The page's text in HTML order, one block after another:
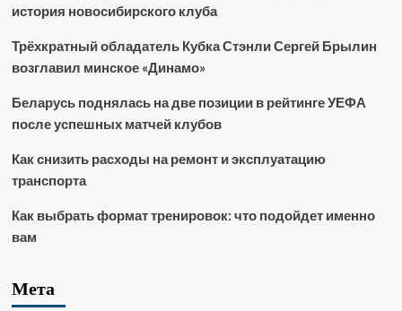
история новосибирского клуба
Трёхкратный обладатель Кубка Стэнли Сергей Брылин
возглавил минское «Динамо»
Беларусь поднялась на две позиции в рейтинге УЕФА
после успешных матчей клубов
Как снизить расходы на ремонт и эксплуатацию
транспорта
Как выбрать формат тренировок: что подойдет именно
вам
Мета